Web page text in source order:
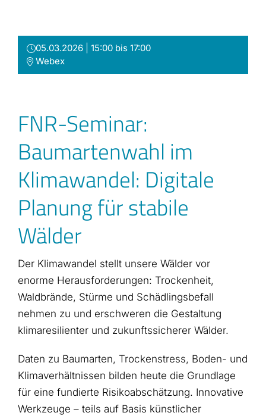
springen
05.03.2026 | 15:00 bis 17:00
Webex
FNR-Seminar:
Baumartenwahl im
Klimawandel: Digitale
Planung für stabile
Wälder
Der Klimawandel stellt unsere Wälder vor
enorme Herausforderungen: Trockenheit,
Waldbrände, Stürme und Schädlingsbefall
nehmen zu und erschweren die Gestaltung
klimaresilienter und zukunftssicherer Wälder.
Daten zu Baumarten, Trockenstress, Boden- und
Klimaverhältnissen bilden heute die Grundlage
für eine fundierte Risikoabschätzung. Innovative
Werkzeuge – teils auf Basis künstlicher